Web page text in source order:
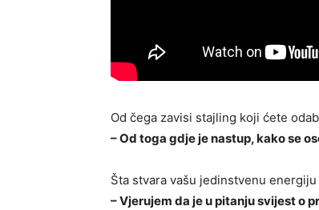
Od čega zavisi stajling koji ćete
– Od toga gdje je nastup, kako se
Šta stvara vašu jedinstvenu
– Vjerujem da je u pitanju svijest o